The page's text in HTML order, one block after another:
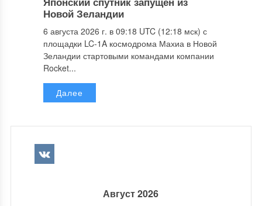
Новой Зеландии
6 августа 2026 г. в 09:18 UTC (12:18 мск) с
площадки LC-1A космодрома Махиа в Новой
Зеландии стартовыми командами компании
Rocket...
Далее
Август 2026